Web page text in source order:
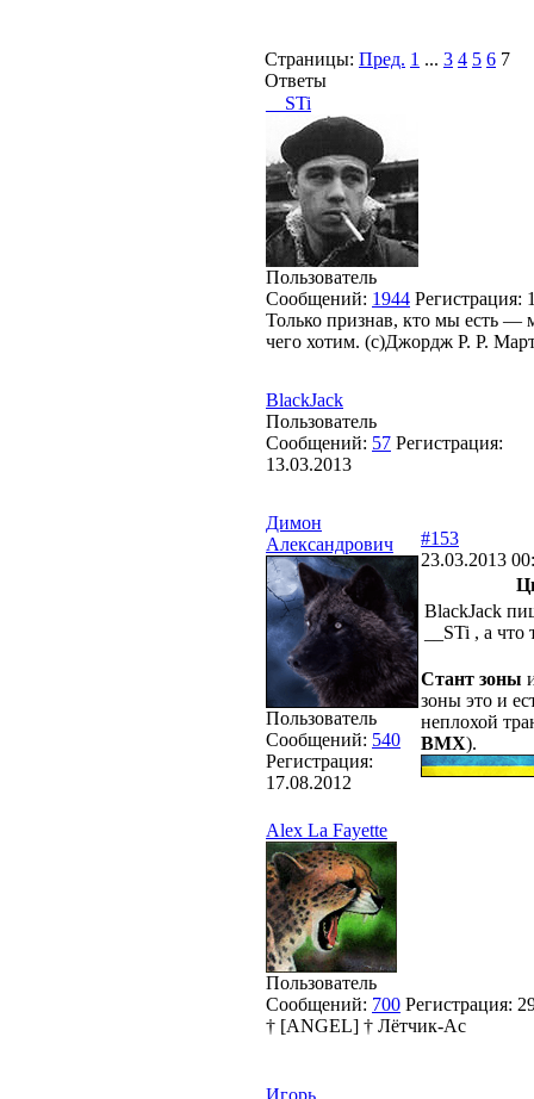
Страницы: Пред. 1 ... 3 4 5 6 7
Ответы
__STi
Пользователь
Сообщений: 1944 Регистрация:
Только признав, кто мы есть —
чего хотим. (с)Джордж Р. Р.
BlackJack
Пользователь
Сообщений: 57 Регистрация:
13.03.2013
Димон
Александрович
Пользователь
Сообщений: 540
Регистрация:
17.08.2012
#153
23.03.2013
BlackJack
__STi , а что
Стант зоны
зоны это и
неплохой
BMX).
Alex La Fayette
Пользователь
Сообщений: 700 Регистрация:
† [ANGEL] † Лётчик-Ас
Игорь